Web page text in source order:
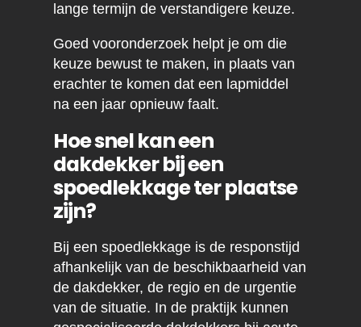
lange termijn de verstandigere keuze.
Goed vooronderzoek helpt je om die
keuze bewust te maken, in plaats van
erachter te komen dat een lapmiddel
na een jaar opnieuw faalt.
Hoe snel kan een
dakdekker bij een
spoedlekkage ter plaatse
zijn?
Bij een spoedlekkage is de responstijd
afhankelijk van de beschikbaarheid van
de dakdekker, de regio en de urgentie
van de situatie. In de praktijk kunnen